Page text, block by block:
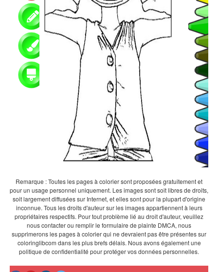
Remarque : Toutes les pages à colorier sont proposées gratuitement et
pour un usage personnel uniquement. Les images sont soit libres de droits,
soit largement diffusées sur Internet, et elles sont pour la plupart d'origine
inconnue. Tous les droits d'auteur sur les images appartiennent à leurs
propriétaires respectifs. Pour tout problème lié au droit d'auteur, veuillez
nous contacter ou remplir le formulaire de plainte DMCA, nous
supprimerons les pages à colorier qui ne devraient pas être présentes sur
coloringlibcom dans les plus brefs délais. Nous avons également une
politique de confidentialité pour protéger vos données personnelles.